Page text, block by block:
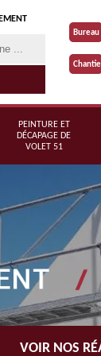
Bureau
PEINTURE ET
DÉCAPAGE DE
VOLET 51
VOIR NOS